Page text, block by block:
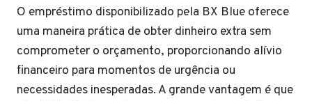
O empréstimo disponibilizado pela BX Blue oferece
uma maneira prática de obter dinheiro extra sem
comprometer o orçamento, proporcionando alívio
financeiro para momentos de urgência ou
necessidades inesperadas. A grande vantagem é que